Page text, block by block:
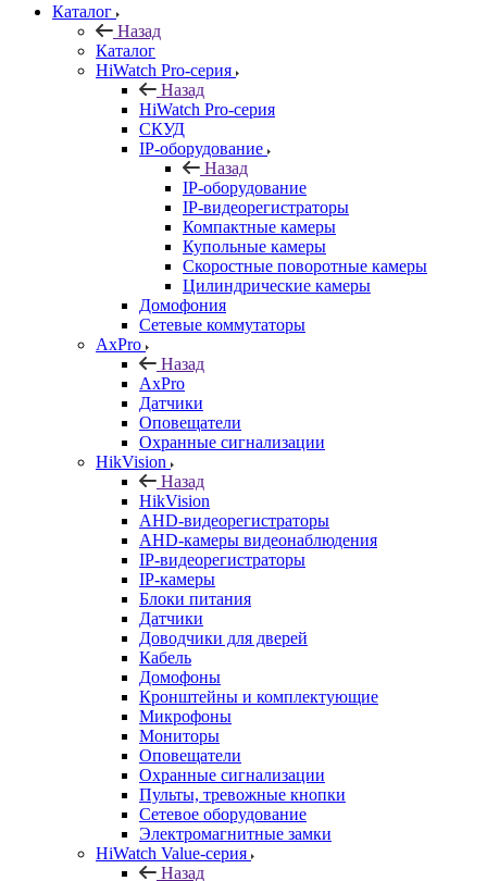
Каталог
Назад
Каталог
HiWatch Pro-серия
Назад
HiWatch Pro-серия
CКУД
IP-оборудование
Назад
IP-оборудование
IP-видеорегистраторы
Компактные камеры
Купольные камеры
Скоростные поворотные камеры
Цилиндрические камеры
Домофония
Сетевые коммутаторы
AxPro
Назад
AxPro
Датчики
Оповещатели
Охранные сигнализации
HikVision
Назад
HikVision
AHD-видеорегистраторы
AHD-камеры видеонаблюдения
IP-видеорегистраторы
IP-камеры
Блоки питания
Датчики
Доводчики для дверей
Кабель
Домофоны
Кронштейны и комплектующие
Микрофоны
Мониторы
Оповещатели
Охранные сигнализации
Пульты, тревожные кнопки
Сетевое оборудование
Электромагнитные замки
HiWatch Value-серия
Назад